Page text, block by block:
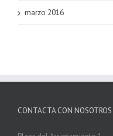
marzo 2016
CONTACTA CON NOSOTROS